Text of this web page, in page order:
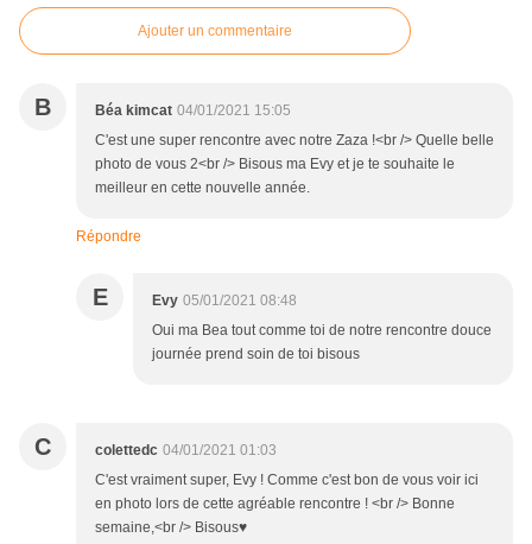
Ajouter un commentaire
B Béa kimcat 04/01/2021 15:05
C'est une super rencontre avec notre Zaza !<br /> Quelle belle
photo de vous 2<br /> Bisous ma Evy et je te souhaite le
meilleur en cette nouvelle année.
Répondre
E Evy 05/01/2021 08:48
Oui ma Bea tout comme toi de notre rencontre douce
journée prend soin de toi bisous
C colettedc 04/01/2021 01:03
C'est vraiment super, Evy ! Comme c'est bon de vous voir ici
en photo lors de cette agréable rencontre ! <br /> Bonne
semaine,<br /> Bisous♥